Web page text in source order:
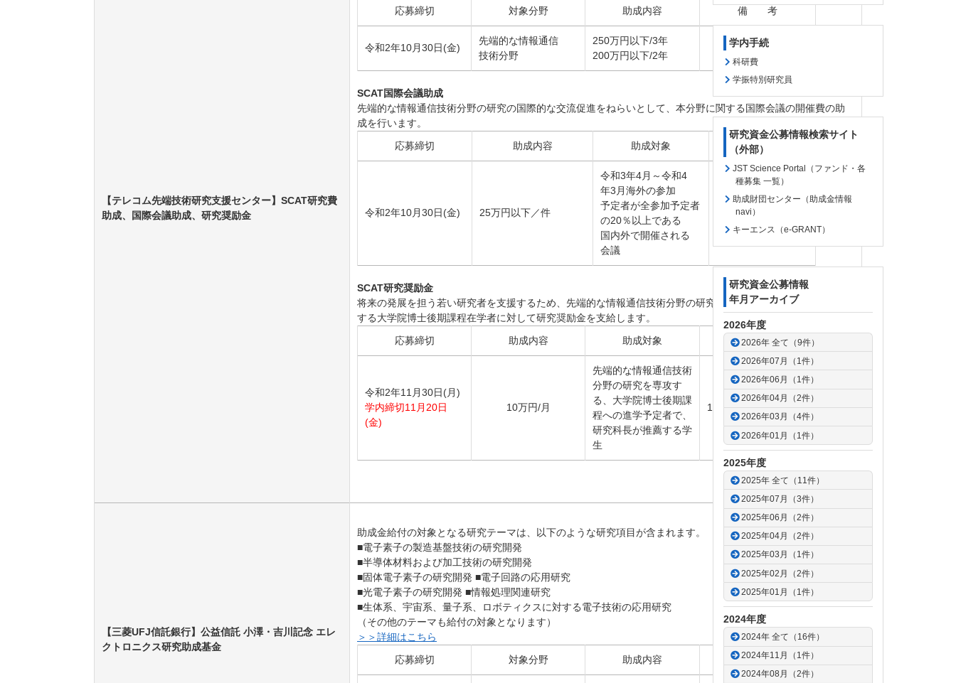
学内手続
科研費
学振特別研究員
研究資金公募情報検索サイト
（外部）
JST Science Portal（ファンド・各
種募集 一覧）
助成財団センター（助成金情報
navi）
キーエンス（e-GRANT）
研究資金公募情報
年月アーカイブ
2026年度
2026年 全て（9件）
2026年07月（1件）
2026年06月（1件）
2026年04月（2件）
2026年03月（4件）
2026年01月（1件）
2025年度
2025年 全て（11件）
2025年07月（3件）
2025年06月（2件）
2025年04月（2件）
2025年03月（1件）
2025年02月（2件）
2025年01月（1件）
2024年度
2024年 全て（16件）
2024年11月（1件）
2024年08月（2件）
【テレコム先端技術研究支援センター】SCAT研究費
助成、国際会議助成、研究奨励金
応募締切
対象分野 助成内容 備 考
令和2年10月30日(金)
先端的な情報通信
技術分野
250万円以下/3年
200万円以下/2年
SCAT国際会議助成
先端的な情報通信技術分野の研究の国際的な交流促進をねらいとして、本分野に関する国際会議の開催費の助
成を行います。
応募締切
助成内容 助成対象 備 考
令和2年10月30日(金) 25万円以下／件
令和3年4月 ～令和4
年3 月海外の参加
予定者が全参加予定者
の20％ 以上である
国内外で開催される
会議
応募件数
SCAT研究奨励金
将来の発展を担う若い研究者を支援するため、先端的な情報通信技術分野の研究を行う、優れた研究能力を有
する大学院博士後期課程在学者に対して研究奨励金を支給します。
応募締切
助成内容 助成対象 備 考
令和2年11月30日(月)
学内締切11月20日
(金)
10万円/月
先端的な情報通信技術
分野の研究を専攻す
る、大学院博士後期課
程への進学予定者で、
研究科長が推薦する学
生
1 研究科につき1名のみ
ページトップへ
【三菱UFJ信託銀行】公益信託 小澤・吉川記念 エレ
クトロニクス研究助成基金
助成金給付の対象となる研究テーマは、以下のような研究項目が含まれます。
■電子素子の製造基盤技術の研究開発
■半導体材料および加工技術の研究開発
■固体電子素子の研究開発 ■電子回路の応用研究
■光電子素子の研究開発 ■情報処理関連研究
■生体系、宇宙系、量子系、ロボティクスに対する電子技術の応用研究
（その他のテーマも給付の対象となります）
＞＞詳細はこちら
応募締切
対象分野 助成内容 備 考